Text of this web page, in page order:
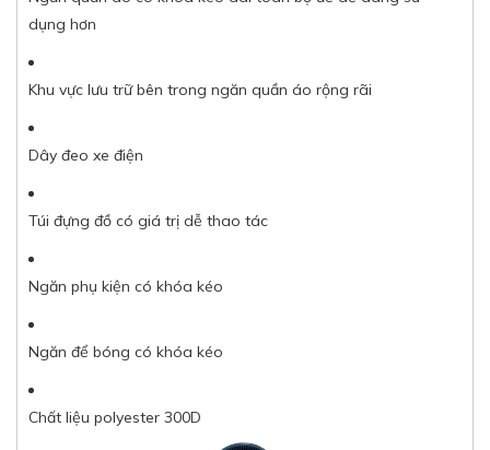
dụng hơn
Khu vực lưu trữ bên trong ngăn quần áo rộng rãi
Dây đeo xe điện
Túi đựng đồ có giá trị dễ thao tác
Ngăn phụ kiện có khóa kéo
Ngăn để bóng có khóa kéo
Chất liệu polyester 300D